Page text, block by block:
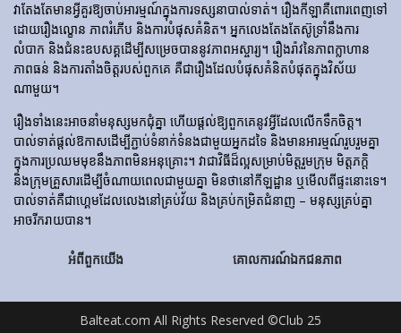
វាតែងតែមានអ្វីគួរឱ្យចាប់អារម្មណ៍ក្នុងការទស្សនាបាល់ទាត់។ រឿង​កីឡា​គឺ​ពោរពេញ​ទៅ​
ដោយ​រឿង​ល្ខោន ភាព​រំភើប និង​ការ​បំផុស​គំនិត។ អ្នកលេងតែងតែស៊ូទ្រាំនឹងការ
លំបាក និងជំនះឧបសគ្គដើម្បីសម្រេចបាននូវភាពអស្ចារ្យ។ រឿងរ៉ាវនៃភាពក្លាហាន
ភាពធន់ និងការតាំងចិត្តរបស់ពួកគេ គឺជារឿងដែលបំផុសគំនិតបំផុតក្នុងវិស័យ
ណាមួយ។
រឿងទាំងនេះអាចនាំមនុស្សមកជុំគ្នា ហើយផ្តល់ឱ្យពួកគេនូវអ្វីដែលលើកទឹកចិត្ត។
បាល់ទាត់ផ្តល់ឱកាសដើម្បីភ្ជាប់ទំនាក់ទំនងជាមួយអ្នកដទៃ និងមានអារម្មណ៍រួបរួមគ្នា
ក្នុងការប្រឈមមុខនឹងភាពមិនអនុគ្រោះ។ វាជាវិធីដ៏ល្អសម្រាប់មិត្តរួមក្រុម មិត្តភក្តិ
និងក្រុមគ្រួសារដើម្បីចំណាយពេលជាមួយគ្នា មិនថានៅកីឡដ្ឋាន ឬមើលពីផ្ទះនោះទេ។
បាល់ទាត់គឺជាហ្គេមដែលលេងនៅគ្រប់វ័យ និងគ្រប់កម្រិតជំនាញ – មនុស្សគ្រប់គ្នា
អាចរីករាយបាន។
អំពីពួកយើង គោលការណ៍ឯកជនភាព
Balteat.com All Rights Reserved ©Club 25